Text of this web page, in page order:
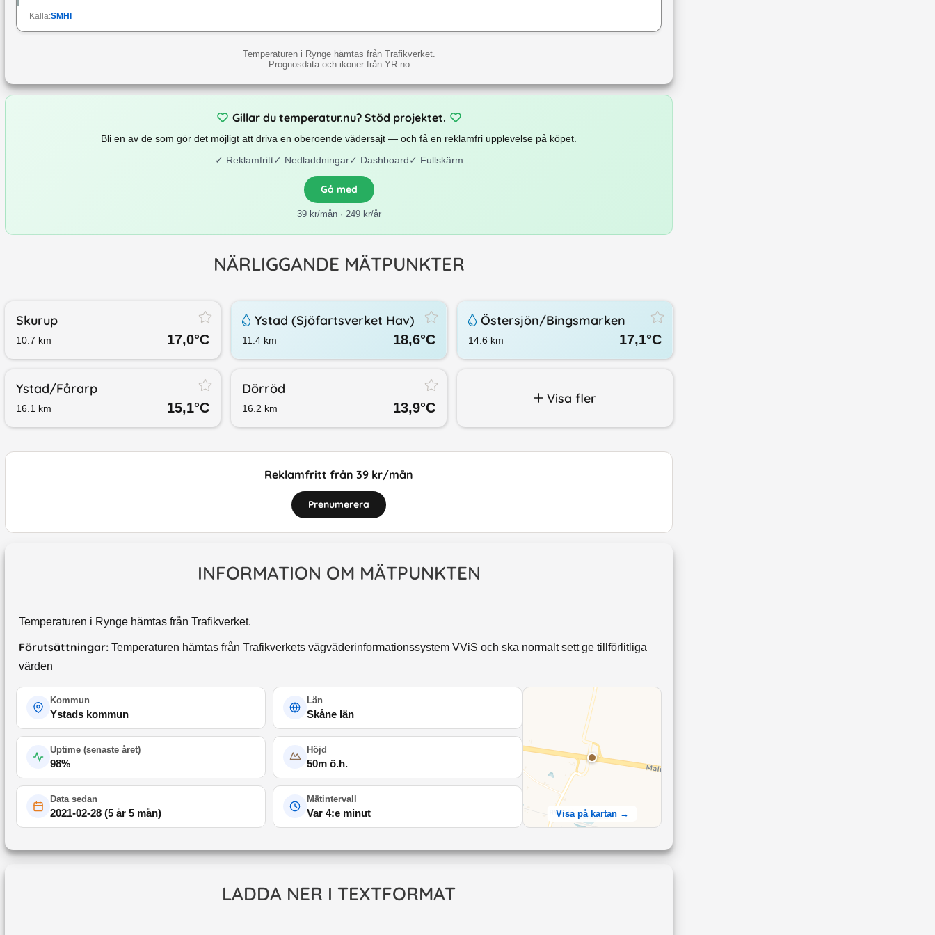
Källa:SMHI
Temperaturen i Rynge hämtas från Trafikverket.
Prognosdata och ikoner från YR.no
Gillar du temperatur.nu? Stöd projektet.
Bli en av de som gör det möjligt att driva en oberoende vädersajt — och få en reklamfri upplevelse på köpet.
✓ Reklamfritt✓ Nedladdningar✓ Dashboard✓ Fullskärm
Gå med
39 kr/mån · 249 kr/år
NÄRLIGGANDE MÄTPUNKTER
Skurup
10.7 km 17,0°C
Ystad (Sjöfartsverket Hav)
11.4 km 18,6°C
Östersjön/​Bingsmarken
14.6 km 17,1°C
Ystad/​Fårarp
16.1 km 15,1°C
Dörröd
16.2 km 13,9°C
Visa fler
Reklamfritt från 39 kr/mån
Prenumerera
INFORMATION OM MÄTPUNKTEN
Temperaturen i Rynge hämtas från Trafikverket.
Förutsättningar: Temperaturen hämtas från Trafikverkets vägväderinformationssystem VViS och ska normalt sett ge tillförlitliga
värden
Kommun
Ystads kommun
Län
Skåne län
Uptime (senaste året)
98%
Höjd
50m ö.h.
Data sedan
2021-02-28 (5 år 5 mån)
Mätintervall
Var 4:e minut Visa på kartan →
LADDA NER I TEXTFORMAT